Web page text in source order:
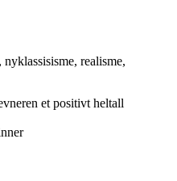
realisme,
et positivt heltall